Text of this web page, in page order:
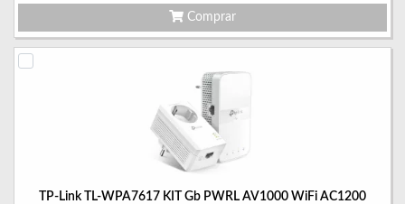
Comprar
TP-Link TL-WPA7617 KIT Gb PWRL AV1000 WiFi AC1200